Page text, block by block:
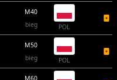
M40
bieg
POL
M50
bieg
POL
M60